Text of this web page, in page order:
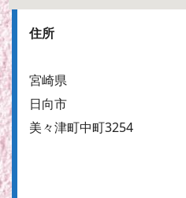
住所
宮崎県
日向市
美々津町中町3254